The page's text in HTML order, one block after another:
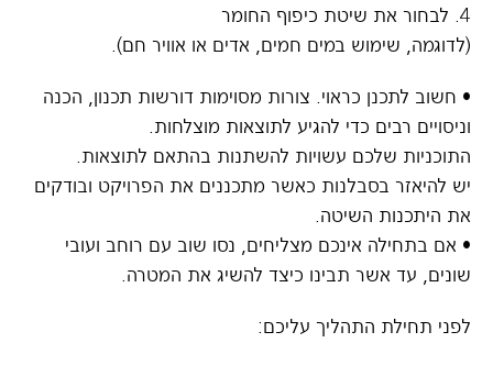
4. לבחור את שיטת כיפוף החומר
(לדוגמה, שימוש במים חמים, אדים או אוויר חם).
• חשוב לתכנן כראוי. צורות מסוימות דורשות תכנון, הכנה
וניסויים רבים כדי להגיע לתוצאות מוצלחות.
התוכניות שלכם עשויות להשתנות בהתאם לתוצאות.
יש להיאזר בסבלנות כאשר מתכננים את הפרויקט ובודקים
את היתכנות השיטה.
• אם בתחילה אינכם מצליחים, נסו שוב עם רוחב ועובי
שונים, עד אשר תבינו כיצד להשיג את המטרה.
לפני תחילת התהליך עליכם: